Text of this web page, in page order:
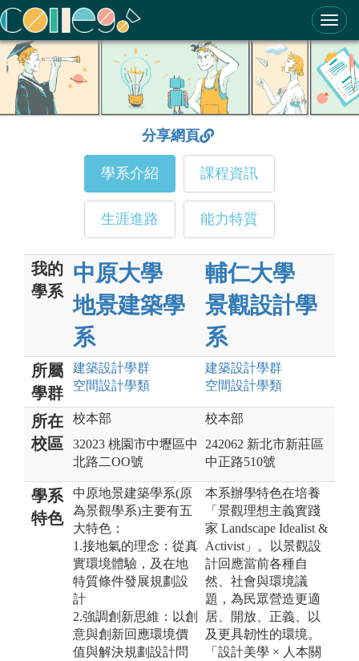
ColleGo! 大學選才與高中育才輔助系統
分享網頁
學系介紹 課程資訊
生涯進路 能力特質
我的
學系
中原大學
地景建築學
系
輔仁大學
景觀設計學
系
所屬
學群
建築設計學群
空間設計學類
建築設計學群
空間設計學類
所在
校區
校本部
32023 桃園市中壢區中
北路二OO號
校本部
242062 新北市新莊區
中正路510號
學系
特色
中原地景建築學系(原
為景觀學系)主要有五
大特色：
1.接地氣的理念：從真
實環境體驗，及在地
特質條件發展規劃設
計
2.強調創新思維：以創
意與創新回應環境價
值與解決規劃設計問
本系辦學特色在培養
「景觀理想主義實踐
家 Landscape Idealist &
Activist」。以景觀設
計回應當前各種自
然、社會與環境議
題，為民眾營造更適
居、開放、正義、以
及更具韌性的環境。
「設計美學 × 人本關